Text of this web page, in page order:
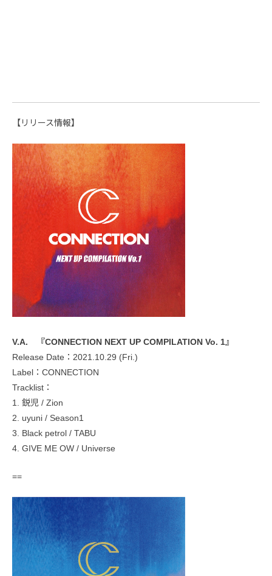
【リリース情報】
V.A. 『CONNECTION NEXT UP COMPILATION Vo. 1』
Release Date：2021.10.29 (Fri.)
Label：CONNECTION
Tracklist：
1. 鋭児 / Zion
2. uyuni / Season1
3. Black petrol / TABU
4. GIVE ME OW / Universe
==